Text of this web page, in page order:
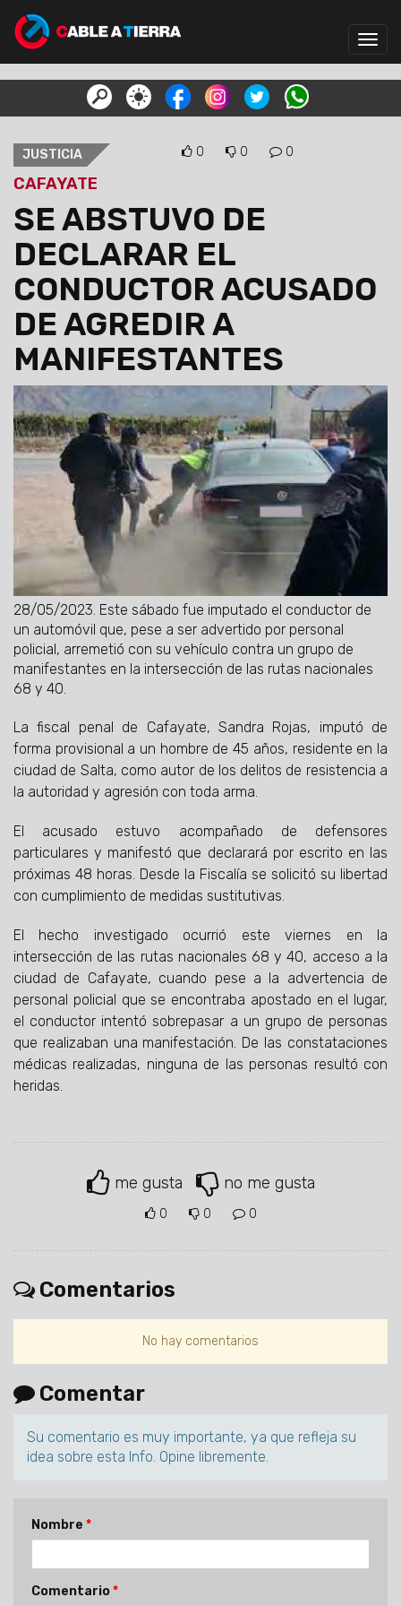
JUSTICIA 0 0 0
CAFAYATE
SE ABSTUVO DE
DECLARAR EL
CONDUCTOR ACUSADO
DE AGREDIR A
MANIFESTANTES
28/05/2023. Este sábado fue imputado el conductor de
un automóvil que, pese a ser advertido por personal
policial, arremetió con su vehículo contra un grupo de
manifestantes en la intersección de las rutas nacionales
68 y 40.
La fiscal penal de Cafayate, Sandra Rojas, imputó de
forma provisional a un hombre de 45 años, residente en la
ciudad de Salta, como autor de los delitos de resistencia a
la autoridad y agresión con toda arma.
El acusado estuvo acompañado de defensores
particulares y manifestó que declarará por escrito en las
próximas 48 horas. Desde la Fiscalía se solicitó su libertad
con cumplimiento de medidas sustitutivas.
El hecho investigado ocurrió este viernes en la
intersección de las rutas nacionales 68 y 40, acceso a la
ciudad de Cafayate, cuando pese a la advertencia de
personal policial que se encontraba apostado en el lugar,
el conductor intentó sobrepasar a un grupo de personas
que realizaban una manifestación. De las constataciones
médicas realizadas, ninguna de las personas resultó con
heridas.
me gusta no me gusta
0 0 0
Comentarios
No hay comentarios
Comentar
Su comentario es muy importante, ya que refleja su
idea sobre esta Info. Opine libremente.
Nombre
Comentario